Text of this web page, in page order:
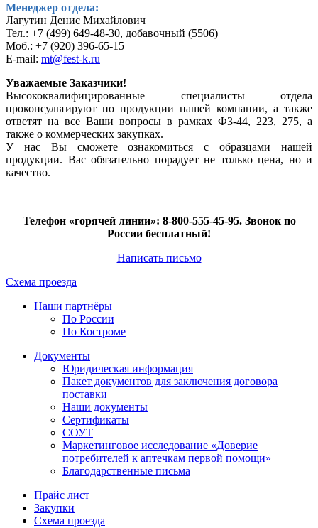
Менеджер отдела:
Лагутин Денис Михайлович
Тел.: +7 (499) 649-48-30, добавочный (5506)
Моб.: +7 (920) 396-65-15
E-mail: mt@fest-k.ru
Уважаемые Заказчики!
Высококвалифицированные специалисты отдела
проконсультируют по продукции нашей компании, а также
ответят на все Ваши вопросы в рамках Ф3-44, 223, 275, а
также о коммерческих закупках.
У нас Вы сможете ознакомиться с образцами нашей
продукции. Вас обязательно порадует не только цена, но и
качество.
Телефон «горячей линии»: 8-800-555-45-95. Звонок по
России бесплатный!
Написать письмо
Схема проезда
Наши партнёры
По России
По Костроме
Документы
Юридическая информация
Пакет документов для заключения договора
поставки
Наши документы
Сертификаты
СОУТ
Маркетинговое исследование «Доверие
потребителей к аптечкам первой помощи»
Благодарственные письма
Прайс лист
Закупки
Схема проезда